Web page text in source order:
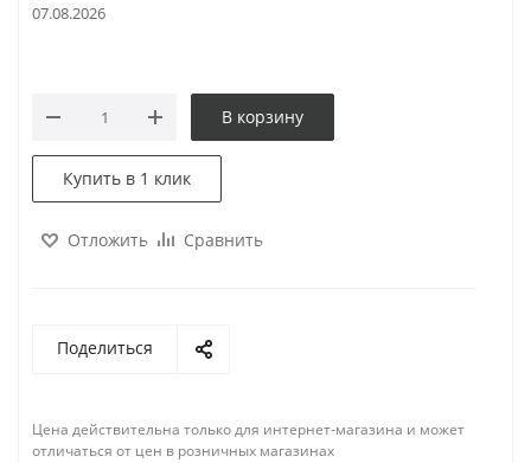
07.08.2026
В корзину
Купить в 1 клик
Отложить Сравнить
Поделиться
Цена действительна только для интернет-магазина и может
отличаться от цен в розничных магазинах